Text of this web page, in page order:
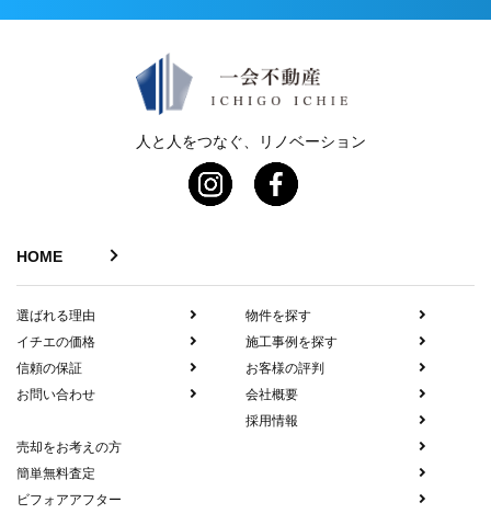
人と人をつなぐ、リノベーション
HOME
選ばれる理由
イチエの価格
信頼の保証
お問い合わせ
物件を探す
施工事例を探す
お客様の評判
会社概要
採用情報
売却をお考えの方
簡単無料査定
ビフォアアフター